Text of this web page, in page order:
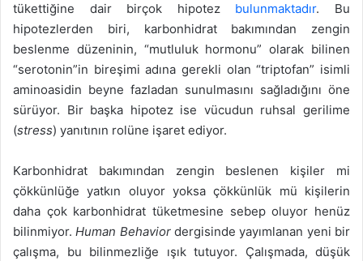
tükettiğine dair birçok hipotez bulunmaktadır. Bu
hipotezlerden biri, karbonhidrat bakımından zengin
beslenme düzeninin, “mutluluk hormonu” olarak bilinen
“serotonin”in bireşimi adına gerekli olan “triptofan” isimli
aminoasidin beyne fazladan sunulmasını sağladığını öne
sürüyor. Bir başka hipotez ise vücudun ruhsal gerilime
(stress) yanıtının rolüne işaret ediyor.
Karbonhidrat bakımından zengin beslenen kişiler mi
çökkünlüğe yatkın oluyor yoksa çökkünlük mü kişilerin
daha çok karbonhidrat tüketmesine sebep oluyor henüz
bilinmiyor.Human Behaviordergisinde yayımlanan yeni bir
çalışma, bu bilinmezliğe ışık tutuyor. Çalışmada, düşük